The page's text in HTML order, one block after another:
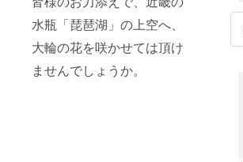
水瓶「琵琶湖」の上空へ、
大輪の花を咲かせては頂け
ませんでしょうか。